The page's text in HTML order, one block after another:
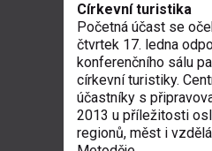
Církevní turistika
Početná účast se
čtvrtek 17. ledna
konferenčního sálu
církevní turistiky.
účastníky s
2013 u příležitosti
regionů, měst i